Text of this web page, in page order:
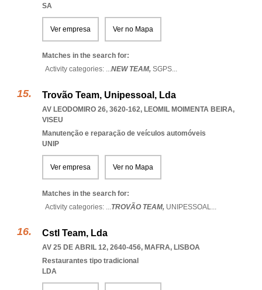
SA
Ver empresa Ver no Mapa
Matches in the search for:
Activity categories: ...NEW TEAM, SGPS...
Trovão Team, Unipessoal, Lda
AV LEODOMIRO 26, 3620-162, LEOMIL MOIMENTA BEIRA,
VISEU
Manutenção e reparação de veículos automóveis
UNIP
Ver empresa Ver no Mapa
Matches in the search for:
Activity categories: ...TROVÃO TEAM, UNIPESSOAL...
Cstl Team, Lda
AV 25 DE ABRIL 12, 2640-456, MAFRA, LISBOA
Restaurantes tipo tradicional
LDA